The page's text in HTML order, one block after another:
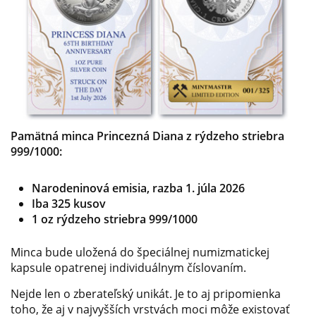
Pamätná minca Princezná Diana z rýdzeho striebra
999/1000:
Narodeninová emisia, razba 1. júla 2026
Iba 325 kusov
1 oz rýdzeho striebra 999/1000
Minca bude uložená do špeciálnej numizmatickej
kapsule opatrenej individuálnym číslovaním.
Nejde len o zberateľský unikát. Je to aj pripomienka
toho, že aj v najvyšších vrstvách moci môže existovať